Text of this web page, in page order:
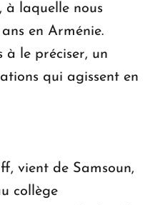
à laquelle nous
en Arménie.
à le préciser, un
qui agissent en
vient de Samsoun,
collège